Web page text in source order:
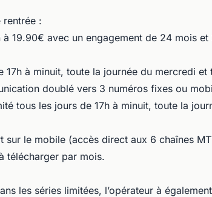
rentrée :
à 19.90€ avec un engagement de 24 mois
17h à minuit, toute la journée du mercredi
doublé vers 3 numéros fixes ou
tous les jours de 17h à minuit, toute la
sur le mobile (accès direct aux 6 chaînes
télécharger par mois.
les séries limitées, l’opérateur à